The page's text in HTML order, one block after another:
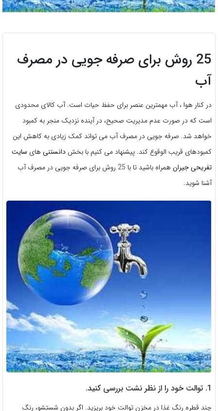
25 روش برای صرفه جویی در مصرف
آب
در کنار هوا ، آب مهمترین عنصر برای حفظ حیات است. آب کالای محدودی
است که در صورت عدم مدیریت صحیح، در آینده نزدیک منجر به کمبود
خواهد شد. صرفه جویی در مصرف آب می تواند کمک زیادی به کاهش این
کمبودهای قریب الوقوع کند. پیشنهاد می کنیم با بخش دانستنی های سایت
تفریحی جیران
همراه باشید تا با 25 روش برای صرفه جویی در مصرف آب
آشنا شوید.
1. توالت خود را از نظر نشت بررسی کنید.
چند قطره رنگ غذا در مخزن توالت خود بریزید. اگر بدون شستشو، رنگ